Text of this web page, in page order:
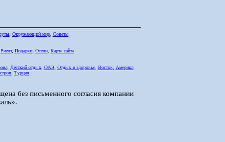
, Окружающий мир, Советы
Риелт, Подарки, Отели, Карта сайта
, Детский отдых, ОАЭ, Отдых и здоровье, Восток, Америка,
Турция
без письменного согласия компании